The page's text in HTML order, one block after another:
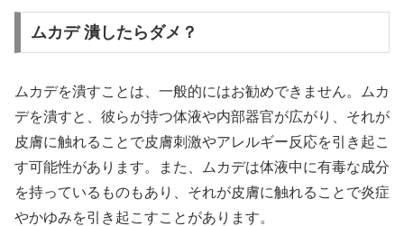
ムカデ 潰したらダメ？
ムカデを潰すことは、一般的にはお勧めできません。ムカ
デを潰すと、彼らが持つ体液や内部器官が広がり、それが
皮膚に触れることで皮膚刺激やアレルギー反応を引き起こ
す可能性があります。また、ムカデは体液中に有毒な成分
を持っているものもあり、それが皮膚に触れることで炎症
やかゆみを引き起こすことがあります。